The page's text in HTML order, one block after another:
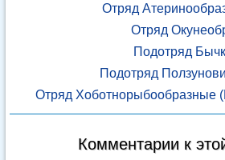
Отряд
Отряд
Подотряд
Подотряд
Отряд Хоботнорыбообразные
Комментарии к